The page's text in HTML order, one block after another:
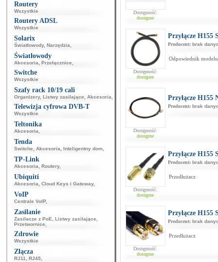
Routery
Wszystkie
Routery ADSL
Wszystkie
Solarix
Światłowody, Narzędzia
Światłowody
Akcesoria Przełącznice
Switche
Wszystkie
Szafy rack 10/19 cali
Organizery, Listwy zasilające Akcesoria
Telewizja cyfrowa DVB-T
Wszystkie
Teltonika
Akcesoria
Tenda
Switche Akcesoria Inteligentny dom
TP-Link
Akcesoria Routery,
Ubiquiti
Akcesoria Cloud Keys i Gateway,
VoIP
Centrale VoIP,
Zasilanie
Zasilacze z PoE Listwy zasilające
Przetwornice
Zdrowie
Wszystkie
Złącza
RJ11 RJ45
Dostępność:
dostępne
Dostępność:
dostępne
Przyłącze
Producent: brak
Odpowiednik
Dostępność:
dostępne
Przyłącze
Producent: brak
Dostępność:
dostępne
Przyłącze
Producent: brak
Przedłużacz
Dostępność:
dostępne
Przyłącze
Producent: brak
Przedłużacz